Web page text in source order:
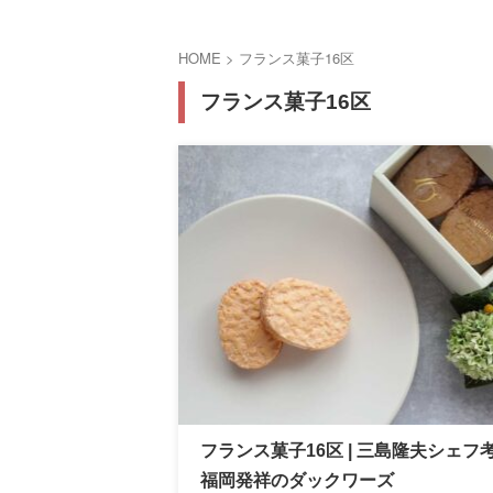
HOME > フランス菓子16区
フランス菓子16区
フランス菓子16区 | 三島隆夫シェフ
福岡発祥のダックワーズ